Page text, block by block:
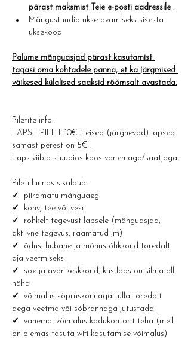
pärast maksmist Teie e-posti aadressile .
Mängustuudio ukse avamiseks sisesta
uksekood
Palume mänguasjad pärast kasutamist
tagasi oma kohtadele panna, et ka järgmised
väikesed külalised saaksid rõõmsalt avastada.
Piletite info:
LAPSE PILET 10€. Teised (järgnevad) lapsed
samast perest on 5€ .
Laps viibib stuudios koos vanemaga/saatjaga.
Pileti hinnas sisaldub:
✓
piiramatu mänguaeg
✓ kohv, tee või vesi
✓ rohkelt tegevust lapsele (mänguasjad,
aktiivne tegevus, raamatud jm)
✓ õdus, hubane ja mõnus õhkkond toredalt
aja veetmiseks
✓ soe ja avar keskkond, kus laps on silma all
näha
✓ võimalus sõpruskonnaga tulla toredalt
aega veetma või sõbrannaga jutustada
✓ vanemal võimalus kodukontorit teha (meil
on olemas tasuta wifi kasutamise võimalus)